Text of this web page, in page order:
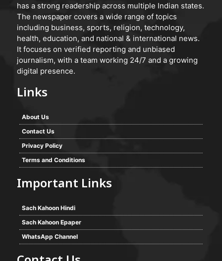
has a strong readership across multiple Indian states.
The newspaper covers a wide range of topics
including business, sports, religion, technology,
health, education, and national & international news.
It focuses on verified reporting and unbiased
journalism, with a team working 24/7 and a growing
digital presence.
Links
About Us
Contact Us
Privacy Policy
Terms and Conditions
Important Links
Sach Kahoon Hindi
Sach Kahoon Epaper
WhatsApp Channel